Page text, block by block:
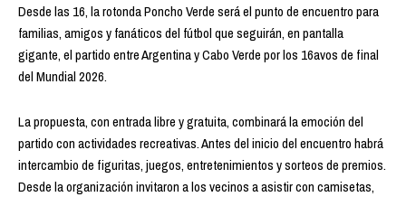
Desde las 16, la rotonda Poncho Verde será el punto de encuentro para
familias, amigos y fanáticos del fútbol que seguirán, en pantalla
gigante, el partido entre Argentina y Cabo Verde por los 16avos de final
del Mundial 2026.
La propuesta, con entrada libre y gratuita, combinará la emoción del
partido con actividades recreativas. Antes del inicio del encuentro habrá
intercambio de figuritas, juegos, entretenimientos y sorteos de premios.
Desde la organización invitaron a los vecinos a asistir con camisetas,